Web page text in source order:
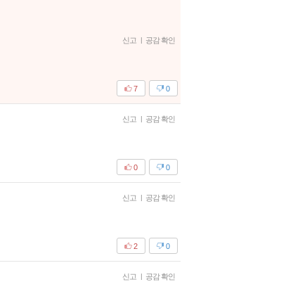
신고 | 공감 확인
0
7
신고 | 공감 확인
0
0
신고 | 공감 확인
0
2
신고 | 공감 확인